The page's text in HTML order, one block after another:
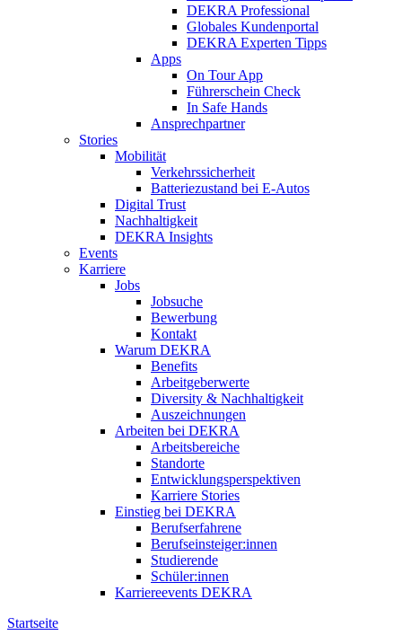
DEKRA Professional
Globales Kundenportal
DEKRA Experten Tipps
Apps
On Tour App
Führerschein Check
In Safe Hands
Ansprechpartner
Stories
Mobilität
Verkehrssicherheit
Batteriezustand bei E-Autos
Digital Trust
Nachhaltigkeit
DEKRA Insights
Events
Karriere
Jobs
Jobsuche
Bewerbung
Kontakt
Warum DEKRA
Benefits
Arbeitgeberwerte
Diversity & Nachhaltigkeit
Auszeichnungen
Arbeiten bei DEKRA
Arbeitsbereiche
Standorte
Entwicklungsperspektiven
Karriere Stories
Einstieg bei DEKRA
Berufserfahrene
Berufseinsteiger:innen
Studierende
Schüler:innen
Karriereevents DEKRA
Startseite